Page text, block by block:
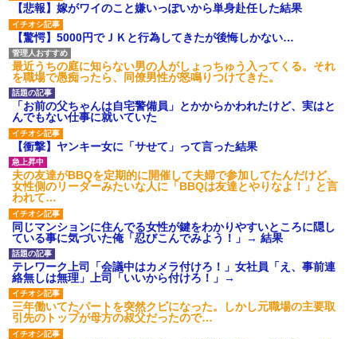
【ネット騒然】惨殺されたタ
ワマン頂き女子のこの動画、す
げえええええｗｗｗｗｗｗｗｗ
ｗｗｗ
【愕然】白のクラウン俺氏、
高速道路左車線を制限速度で走
った結果wwwwwwwwwwww
百年の恋12-899 食べた量を
張り合ってくる
【悲報】佐藤輝明・・・２軍
でも盛大にやらかす←あまり悲
しませないでくれ
【悲報】嫁がワイのこと嫌いっぽいから単身赴任した結果
【驚愕】5000円でＪＫと行為してきたが後悔しかない…
最近うちの庭に知らない男の人がしょっちゅう入ってくる。それ
を職場で愚痴ったら、同僚男性が怒鳴りつけてきた。
「お前の父ちゃんは自宅警備員」とかからかわれたけど、実はと
んでもない仕事に就いていた
【衝撃】ヤンキー女に「サせて」って言った結果
夫の友達がBBQを定期的に開催して夫婦で参加してたんだけど、
女性側のリーダーみたいな人に「BBQは友達とやりなよ！」と言
われて…
同じマンションに住んでる女性が鍵をわかりやすいところに隠し
ている事に気づいた俺「忍びこんでみよう！」→ 結果
テレワーク上司「会議中はカメラ付けろ！」女社員「え、事前連
絡無しは無理」上司「いいから付けろ！」→
三年働いてたパートを突然クビになった。しかし元職場の主要取
引先のトップが母方の叔父だったので…